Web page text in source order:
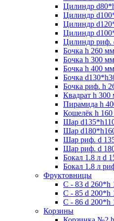
Цилиндр
Цилиндр
Цилиндр
Цилиндр
Цилиндр риф.
Бочка h 260
Бочка h 300
Бочка h 400
Бочка
Бочка риф. h
Квадрат h 300
Пирамида h
Кошелёк h
Шар
Шар
Шар риф. d
Шар риф. d
Бокал 1.8 л d
Бокал 1.8 л
Фруктовницы
С - 83 d 260*h
С - 85 d 200*h
С - 86 d 200*h
Корзины